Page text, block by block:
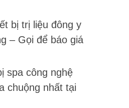
bị trị liệu đông y
– Gọi để báo giá
spa công nghệ
chuộng nhất tại